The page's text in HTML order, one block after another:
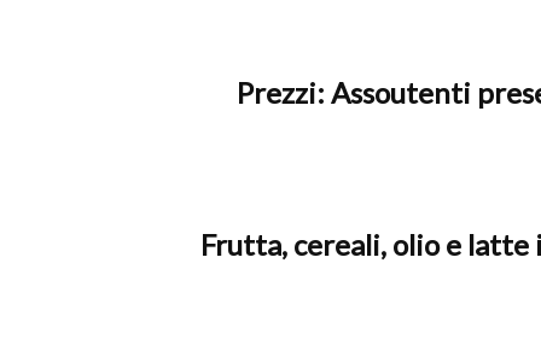
Prezzi: Assoutenti
Frutta, cereali, olio e